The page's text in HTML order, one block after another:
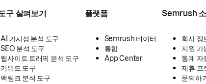
구 살펴보기
AI 가시성 분석 도구
SEO 분석 도구
웹사이트 트래픽 분석 도구
키워드 도구
백링크 분석 도구
플랫폼
Semrush 데이터
통합
App Center
Semrush
회사 정
지원 가
통계 자
제휴 프
문의하